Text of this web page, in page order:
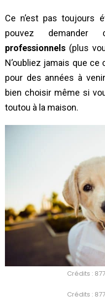
Ce n’est pas toujours
pouvez
professionnels (plus
N’oubliez jamais que
pour des années à
bien choisir même si
toutou à la maison.
Crédits :
Crédits :